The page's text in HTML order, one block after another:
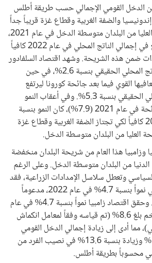
الدخل القومي الإجمالي حسب طريقة أطلس
والضفة الغربية وقطاع غزة قريباً جداً
من حدود الشريحة العليا من البلدان متوسطة الدخل في عام 2021،
وكان النمو المتواضع في إجمالي الناتج المحلي في عام 2022 كافياً
ضمن هذه الشريحة. وشهد اقتصاد السلفادور
نمواً في إجمالي الناتج المحلي الحقيقي بنسبة 2.6%، في حين
القوي فيما بعد جائحة كورونا ليرتفع
إجمالي ناتجها المحلي الحقيقي بنسبة 5.3%. وفي أعقاب النمو
القوي فيما بعد الجائحة في عام 2021 (7.9%)، كان النمو بنسبة
3.9% في عام 2022 كافياً لكي تجتاز الضفة الغربية وقطاع غزة
العليا من البلدان متوسطة الدخل.
وزامبيا هذا العام من شريحة البلدان منخفضة
من البلدان متوسطة الدخل. وعلى الرغم
وتعطل سلاسل الإمدادات الزراعية، فقد
حقق الاقتصاد الغيني نمواً بنسبة 4.7% في عام 2022، مدعوماً
بقوة قطاع التعدين. وحقق اقتصاد زامبيا نمواً بنسبة 4.7% في عام
2022، مقترناً بتضخم بلغ 8.6% (تم قياسه وفقاً لمعامل انكماش
مما أدى إلى زيادة إجمالي الدخل القومي
الاسمي بنسبة 17.7% وزيادة بنسبة 13.6% في نصيب الفرد من
محسوباً بطريقة أطلس.